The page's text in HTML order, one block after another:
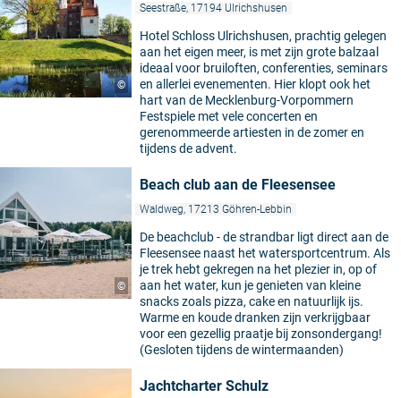
©
Seestraße, 17194 Ulrichshusen
Hotel Schloss Ulrichshusen, prachtig gelegen
aan het eigen meer, is met zijn grote balzaal
ideaal voor bruiloften, conferenties, seminars
en allerlei evenementen. Hier klopt ook het
hart van de Mecklenburg-Vorpommern
Festspiele met vele concerten en
gerenommeerde artiesten in de zomer en
tijdens de advent.
©
Beach club aan de Fleesensee
Waldweg, 17213 Göhren-Lebbin
De beachclub - de strandbar ligt direct aan de
Fleesensee naast het watersportcentrum. Als
je trek hebt gekregen na het plezier in, op of
aan het water, kun je genieten van kleine
snacks zoals pizza, cake en natuurlijk ijs.
Warme en koude dranken zijn verkrijgbaar
voor een gezellig praatje bij zonsondergang!
(Gesloten tijdens de wintermaanden)
Jachtcharter Schulz